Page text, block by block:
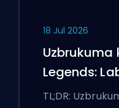
18 Jul 2026
Uzbrukuma
Legends:
TL;DR: